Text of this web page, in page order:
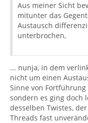
Aus meiner Sicht
mitunter das
Austausch
unterbrochen,
... nunja, in dem
nicht um einen
Sinne von
sondern es ging doch
desselben Twistes,
Threads fast